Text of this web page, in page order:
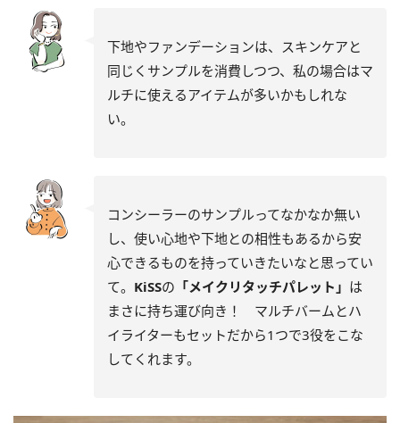
下地やファンデーションは、スキンケアと
同じくサンプルを消費しつつ、私の場合はマ
ルチに使えるアイテムが多いかもしれな
い。
コンシーラーのサンプルってなかなか無い
し、使い心地や下地との相性もあるから安
心できるものを持っていきたいなと思ってい
て。 KiSSの 「メイクリタッチパレット」 は
まさに持ち運び向き！ マルチバームとハ
イライターもセットだから1つで3役をこな
してくれます。